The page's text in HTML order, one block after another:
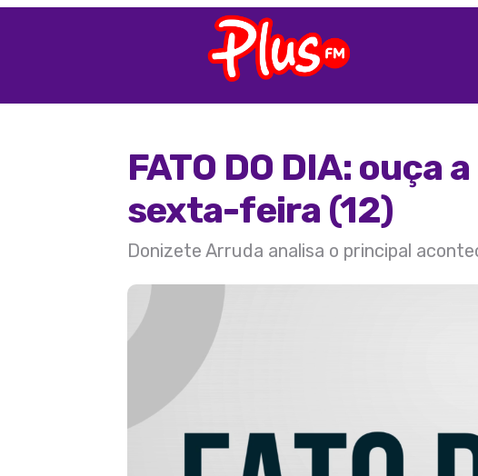
FATO DO DIA: ouça
sexta-feira (12)
Donizete Arruda analisa o principal